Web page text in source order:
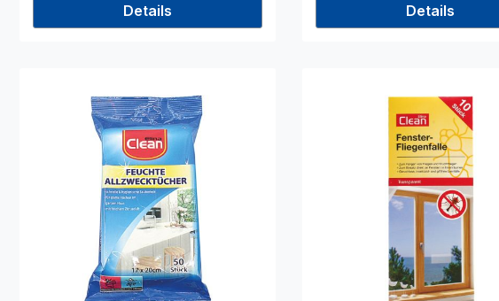
Details Details